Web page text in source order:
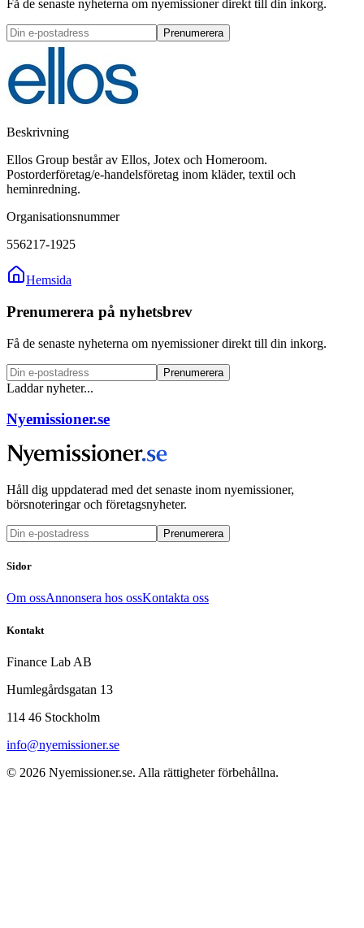
Få de senaste nyheterna om nyemissioner direkt till din inkorg.
Prenumerera
Beskrivning
Ellos Group består av Ellos, Jotex och Homeroom.
Postorderföretag/e-handelsföretag inom kläder, textil och
heminredning.
Organisationsnummer
556217-1925
Hemsida
Prenumerera på nyhetsbrev
Få de senaste nyheterna om nyemissioner direkt till din inkorg.
Prenumerera
Laddar nyheter...
Nyemissioner.se
Håll dig uppdaterad med det senaste inom nyemissioner,
börsnoteringar och företagsnyheter.
Prenumerera
Sidor
Om ossAnnonsera hos ossKontakta oss
Kontakt
Finance Lab AB
Humlegårdsgatan 13
114 46 Stockholm
info@nyemissioner.se
© 2026 Nyemissioner.se. Alla rättigheter förbehållna.